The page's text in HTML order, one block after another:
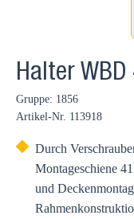
Halter WBD
Gruppe: 1856
Artikel-Nr. 113918
Durch
Montageschiene
und